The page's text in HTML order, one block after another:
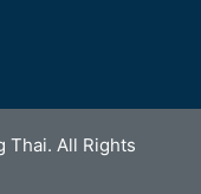
Thai. All Rights